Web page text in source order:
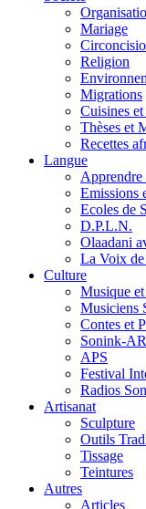
Mariage
Religion
Migrations
Cuisines et
Thèses et
Recettes
Langue
Apprendre
Emissions
Ecoles de
D.P.L.N.
Olaadani
La Voix de
Culture
Musique
Musiciens
Contes et
Sonink-
APS
Festival
Radios
Artisanat
Sculpture
Outils
Tissage
Teintures
Autres
Articles